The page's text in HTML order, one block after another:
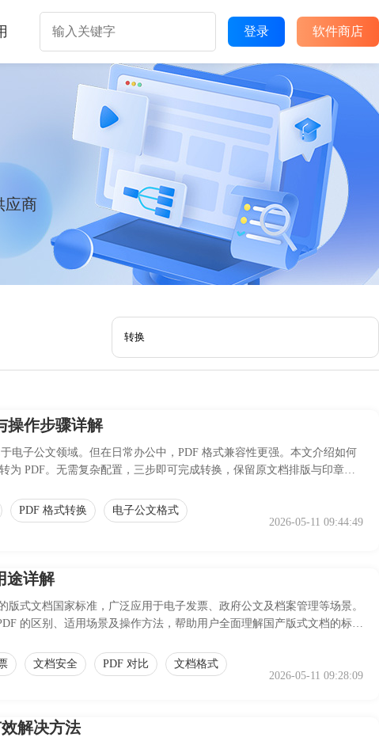
登录 软件商店
应商
操作步骤详解
电子公文领域。但在日常办公中，PDF 格式兼容性更强。本文介绍如何
为 PDF。无需复杂配置，三步即可完成转换，保留原文档排版与印章有
PDF 格式转换
电子公文格式
2026-05-11 09:44:49
途详解
版式文档国家标准，广泛应用于电子发票、政府公文及档案管理等场景。
的区别、适用场景及操作方法，帮助用户全面理解国产版式文档的标准
文档安全 PDF 对比
文档格式
2026-05-11 09:28:09
解决方法